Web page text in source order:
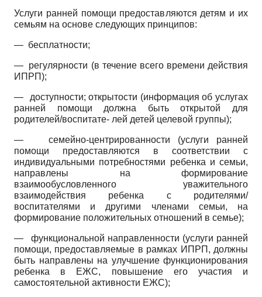
Услуги ранней помощи предоставляются детям и их
семьям на основе следующих принципов:
— бесплатности;
— регулярности (в течение всего времени действия
ИПРП);
—
доступности; открытости (информация об услугах
ранней помощи должна быть открытой для
родителей/воспитате- лей детей целевой группы);
—
семейно-центрированности (услуги ранней
помощи предоставляются в соответствии с
индивидуальными потребностями ребенка и семьи,
направлены на формирование
взаимообусловленного уважительного
взаимодействия ребенка с родителями/
воспитателями и другими членами семьи, на
формирование положительных отношений в семье);
—
функциональной направленности (услуги ранней
помощи, предоставляемые в рамках ИПРП, должны
быть направлены на улучшение функционирования
ребенка в ЕЖС, повышение его участия и
самостоятельной активности ЕЖС);